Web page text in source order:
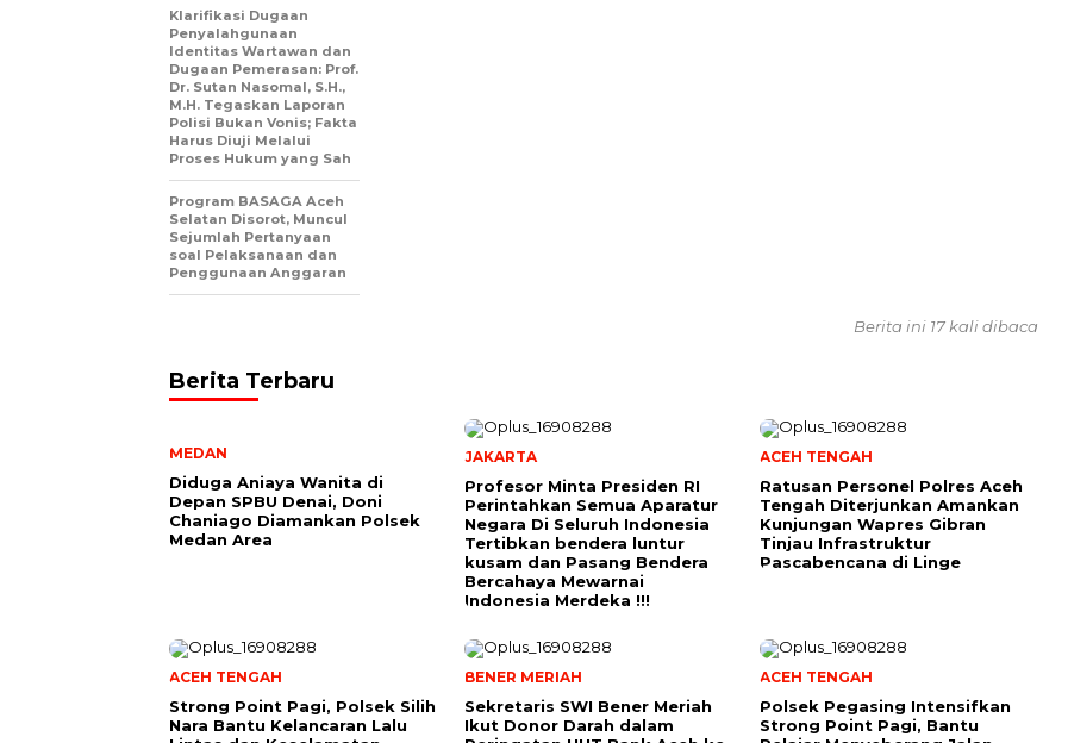
Klarifikasi Dugaan
Penyalahgunaan
Identitas Wartawan dan
Dugaan Pemerasan: Prof.
Dr. Sutan Nasomal, S.H.,
M.H. Tegaskan Laporan
Polisi Bukan Vonis; Fakta
Harus Diuji Melalui
Proses Hukum yang Sah
Program BASAGA Aceh
Selatan Disorot, Muncul
Sejumlah Pertanyaan
soal Pelaksanaan dan
Penggunaan Anggaran
Berita ini 17 kali dibaca
Berita Terbaru
MEDAN
Diduga Aniaya Wanita di
Depan SPBU Denai, Doni
Chaniago Diamankan Polsek
Medan Area
JAKARTA
Profesor Minta Presiden RI
Perintahkan Semua Aparatur
Negara Di Seluruh Indonesia
Tertibkan bendera luntur
kusam dan Pasang Bendera
Bercahaya Mewarnai
Indonesia Merdeka !!!
ACEH TENGAH
Ratusan Personel Polres Aceh
Tengah Diterjunkan Amankan
Kunjungan Wapres Gibran
Tinjau Infrastruktur
Pascabencana di Linge
ACEH TENGAH
Strong Point Pagi, Polsek Silih
Nara Bantu Kelancaran Lalu
BENER MERIAH
Sekretaris SWI Bener Meriah
Ikut Donor Darah dalam
ACEH TENGAH
Polsek Pegasing Intensifkan
Strong Point Pagi, Bantu